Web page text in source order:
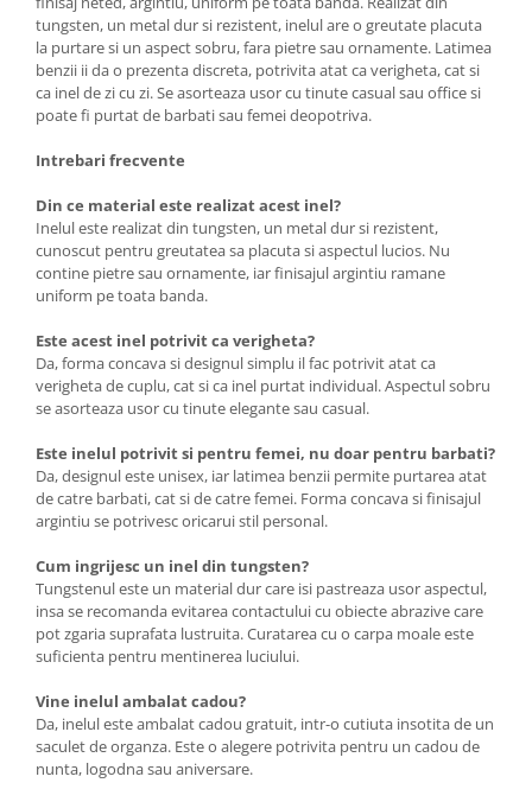
tungsten, un metal dur si rezistent, inelul are o greutate placuta
la purtare si un aspect sobru, fara pietre sau ornamente. Latimea
benzii ii da o prezenta discreta, potrivita atat ca verigheta, cat si
ca inel de zi cu zi. Se asorteaza usor cu tinute casual sau office si
poate fi purtat de barbati sau femei deopotriva.
Intrebari frecvente
Din ce material este realizat acest inel?
Inelul este realizat din tungsten, un metal dur si rezistent,
cunoscut pentru greutatea sa placuta si aspectul lucios. Nu
contine pietre sau ornamente, iar finisajul argintiu ramane
uniform pe toata banda.
Este acest inel potrivit ca verigheta?
Da, forma concava si designul simplu il fac potrivit atat ca
verigheta de cuplu, cat si ca inel purtat individual. Aspectul sobru
se asorteaza usor cu tinute elegante sau casual.
Este inelul potrivit si pentru femei, nu doar pentru barbati?
Da, designul este unisex, iar latimea benzii permite purtarea atat
de catre barbati, cat si de catre femei. Forma concava si finisajul
argintiu se potrivesc oricarui stil personal.
Cum ingrijesc un inel din tungsten?
Tungstenul este un material dur care isi pastreaza usor aspectul,
insa se recomanda evitarea contactului cu obiecte abrazive care
pot zgaria suprafata lustruita. Curatarea cu o carpa moale este
suficienta pentru mentinerea luciului.
Vine inelul ambalat cadou?
Da, inelul este ambalat cadou gratuit, intr-o cutiuta insotita de un
saculet de organza. Este o alegere potrivita pentru un cadou de
nunta, logodna sau aniversare.